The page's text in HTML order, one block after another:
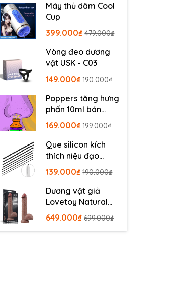
Máy thủ dâm Cool
Cup
399.000₫ 479.000₫
Vòng đeo dương
vật USK - C03
149.000₫ 190.000₫
Poppers tăng hưng
phấn 10ml bán
chạy
169.000₫ 199.000₫
Que silicon kích
thích niệu đạo
SDL140
139.000₫ 190.000₫
Dương vật giả
Lovetoy Natural
Cock 9 inch
649.000₫ 699.000₫